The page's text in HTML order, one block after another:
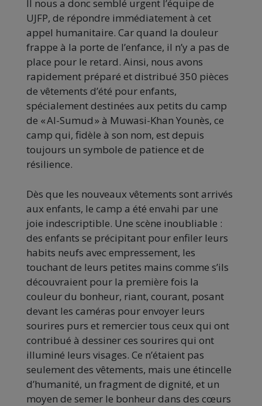
Il nous a donc semblé urgent l’équipe de
UJFP, de répondre immédiatement à cet
appel humanitaire. Car quand la douleur
frappe à la porte de l’enfance, il n’y a pas de
place pour le retard. Ainsi, nous avons
rapidement préparé et distribué 350 pièces
de vêtements d’été pour enfants,
spécialement destinées aux petits du camp
de « Al-Sumud » à Muwasi-Khan Younès, ce
camp qui, fidèle à son nom, est depuis
toujours un symbole de patience et de
résilience.
Dès que les nouveaux vêtements sont arrivés
aux enfants, le camp a été envahi par une
joie indescriptible. Une scène inoubliable :
des enfants se précipitant pour enfiler leurs
habits neufs avec empressement, les
touchant de leurs petites mains comme s’ils
découvraient pour la première fois la
couleur du bonheur, riant, courant, posant
devant les caméras pour envoyer leurs
sourires purs et remercier tous ceux qui ont
contribué à dessiner ces sourires qui ont
illuminé leurs visages. Ce n’étaient pas
seulement des vêtements, mais une étincelle
d’humanité, un fragment de dignité, et un
moyen de semer le bonheur dans des cœurs